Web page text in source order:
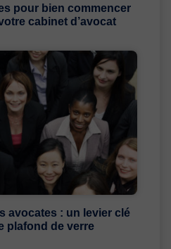
pour bien commencer
cabinet d’avocat
avocates : un levier clé
plafond de verre